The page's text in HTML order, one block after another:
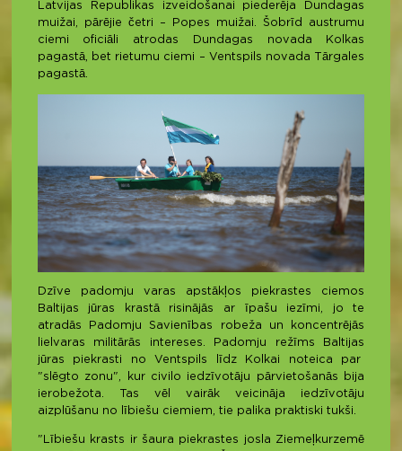
Latvijas Republikas izveidošanai piederēja Dundagas
muižai, pārējie četri – Popes muižai. Šobrīd austrumu
ciemi oficiāli atrodas Dundagas novada Kolkas
pagastā, bet rietumu ciemi – Ventspils novada Tārgales
pagastā.
Dzīve padomju varas apstākļos piekrastes ciemos
Baltijas jūras krastā risinājās ar īpašu iezīmi, jo te
atradās Padomju Savienības robeža un koncentrējās
lielvaras militārās intereses. Padomju režīms Baltijas
jūras piekrasti no Ventspils līdz Kolkai noteica par
"slēgto zonu", kur civilo iedzīvotāju pārvietošanās bija
ierobežota. Tas vēl vairāk veicināja iedzīvotāju
aizplūšanu no lībiešu ciemiem, tie palika praktiski tukši.
"Lībiešu krasts ir šaura piekrastes josla Ziemeļkurzemē